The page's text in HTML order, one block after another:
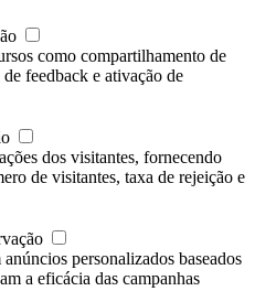
como compartilhamento de
feedback e ativação de
dos visitantes, fornecendo
de visitantes, taxa de rejeição e
personalizados baseados
a eficácia das campanhas